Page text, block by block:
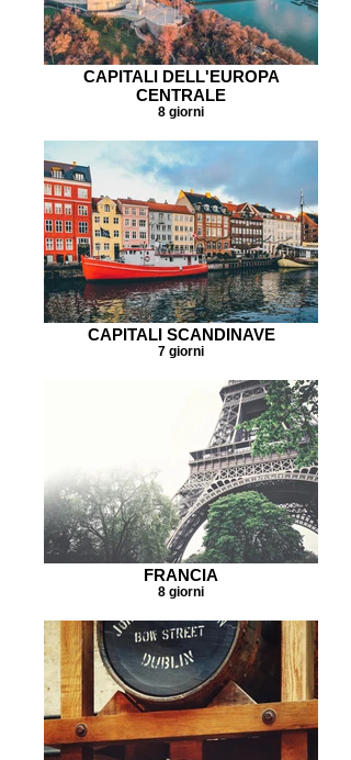
CAPITALI DELL'EUROPA
CENTRALE
8 giorni
CAPITALI SCANDINAVE
7 giorni
FRANCIA
8 giorni